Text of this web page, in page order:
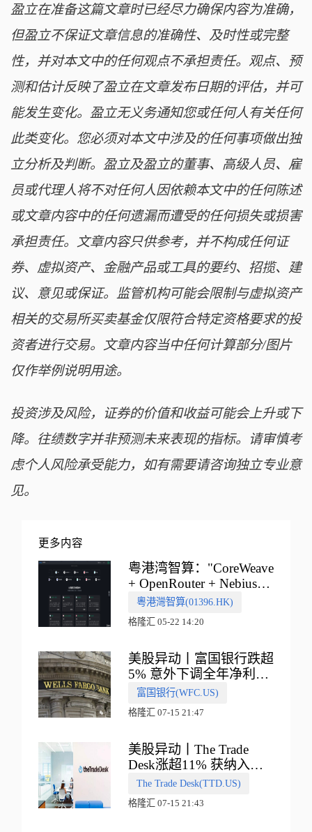
盈立在准备这篇文章时已经尽力确保内容为准确，
但盈立不保证文章信息的准确性、及时性或完整
性，并对本文中的任何观点不承担责任。观点、预
测和估计反映了盈立在文章发布日期的评估，并可
能发生变化。盈立无义务通知您或任何人有关任何
此类变化。您必须对本文中涉及的任何事项做出独
立分析及判断。盈立及盈立的董事、高级人员、雇
员或代理人将不对任何人因依赖本文中的任何陈述
或文章内容中的任何遗漏而遭受的任何损失或损害
承担责任。文章内容只供参考，并不构成任何证
券、虚拟资产、金融产品或工具的要约、招揽、建
议、意见或保证。监管机构可能会限制与虚拟资产
相关的交易所买卖基金仅限符合特定资格要求的投
资者进行交易。文章内容当中任何计算部分/图片
仅作举例说明用途。
投资涉及风险，证券的价值和收益可能会上升或下
降。往绩数字并非预测未来表现的指标。请审慎考
虑个人风险承受能力，如有需要请咨询独立专业意
见。
更多内容
粤港湾智算："CoreWeave
+ OpenRouter + Nebius"
多向融合的中国智算新范
式
粵港灣智算(01396.HK)
格隆汇 05-22 14:20
美股异动丨富国银行跌超
5% 意外下调全年净利息
收入指引
富国银行(WFC.US)
格隆汇 07-15 21:47
美股异动丨The Trade
Desk涨超11% 获纳入标
普500指数
The Trade Desk(TTD.US)
格隆汇 07-15 21:43